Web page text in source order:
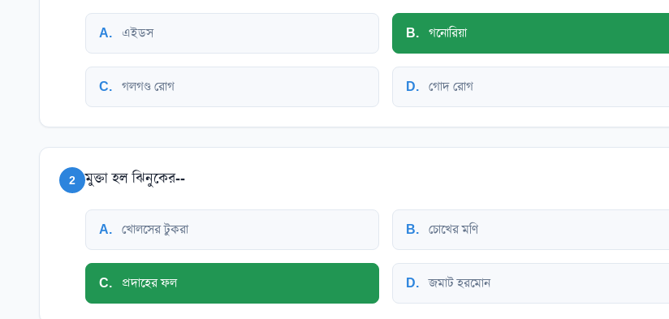
A. এইডস B. গনোরিয়া
C. গলগণ্ড রোগ D. গোদ রোগ
2 মুক্তা হল ঝিনুকের--
A. খোলসের টুকরা B. চোখের মণি
C. প্রদাহের ফল D. জমাট হরমোন